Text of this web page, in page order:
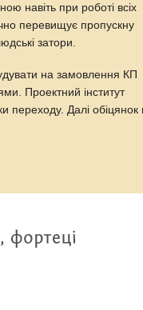
навіть при роботі всіх
перевищує пропускну
затори.
на замовлення КП
Проектний інститут
переходу. Далі обіцянок